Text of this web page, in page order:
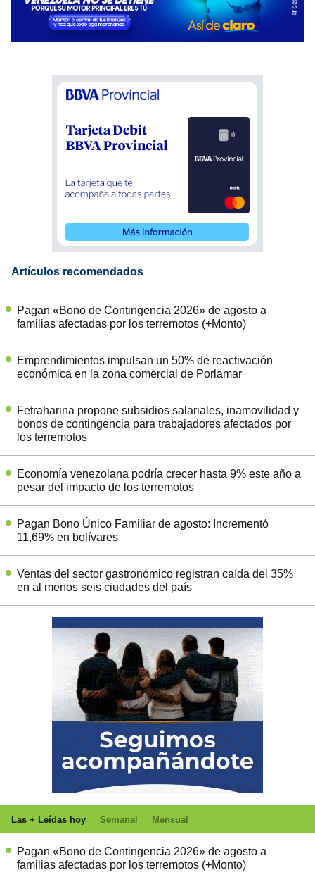
Artículos recomendados
Pagan «Bono de Contingencia 2026» de agosto a
familias afectadas por los terremotos (+Monto)
Emprendimientos impulsan un 50% de reactivación
económica en la zona comercial de Porlamar
Fetraharina propone subsidios salariales, inamovilidad y
bonos de contingencia para trabajadores afectados por
los terremotos
Economía venezolana podría crecer hasta 9% este año a
pesar del impacto de los terremotos
Pagan Bono Único Familiar de agosto: Incrementó
11,69% en bolívares
Ventas del sector gastronómico registran caída del 35%
en al menos seis ciudades del país
Las + Leídas hoy Semanal Mensual
Pagan «Bono de Contingencia 2026» de agosto a
familias afectadas por los terremotos (+Monto)